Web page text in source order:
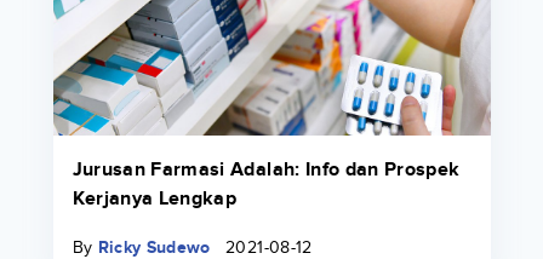
Jurusan Farmasi Adalah: Info dan Prospek
Kerjanya Lengkap
By Ricky Sudewo 2021-08-12